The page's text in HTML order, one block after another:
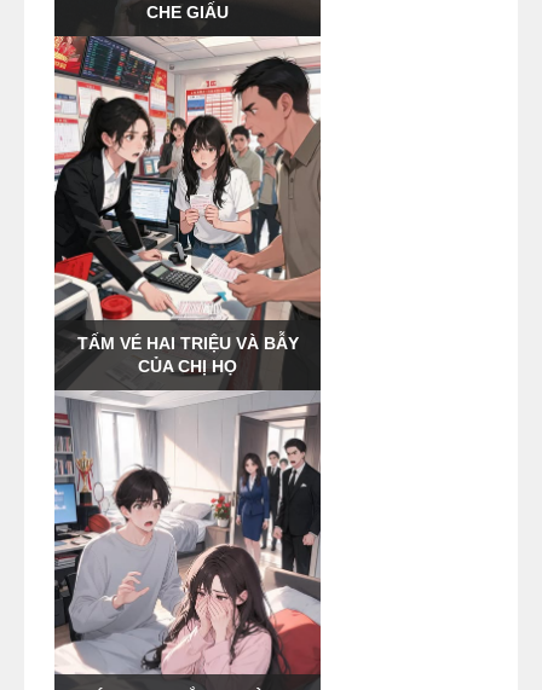
CHE GIẤU
TẤM VÉ HAI TRIỆU VÀ BẪY
CỦA CHỊ HỌ